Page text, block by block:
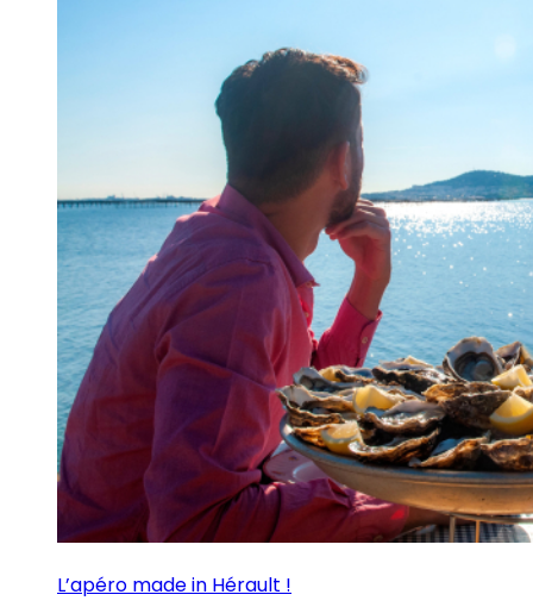
L’apéro made in Hérault !